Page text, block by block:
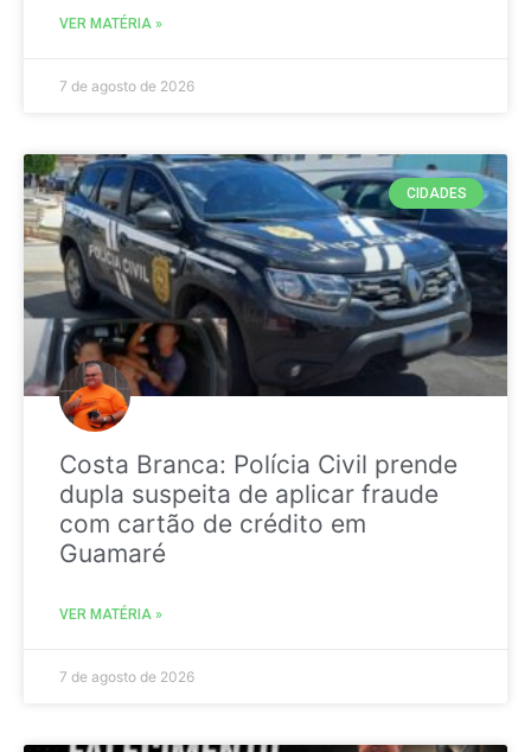
VER MATÉRIA »
7 de agosto de 2026
CIDADES
Costa Branca: Polícia Civil prende
dupla suspeita de aplicar fraude
com cartão de crédito em
Guamaré
VER MATÉRIA »
7 de agosto de 2026